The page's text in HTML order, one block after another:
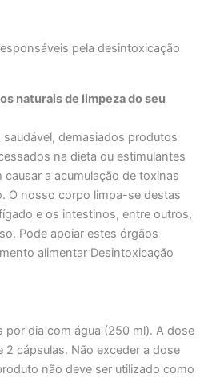
pela desintoxicação
naturais de limpeza do seu
demasiados produtos
na dieta ou estimulantes
a acumulação de toxinas
O nosso corpo limpa-se destas
e os intestinos, entre outros,
Pode apoiar estes órgãos
alimentar Desintoxicação
por dia com água (250 ml). A dose
2 cápsulas. Não exceder a dose
não deve ser utilizado como